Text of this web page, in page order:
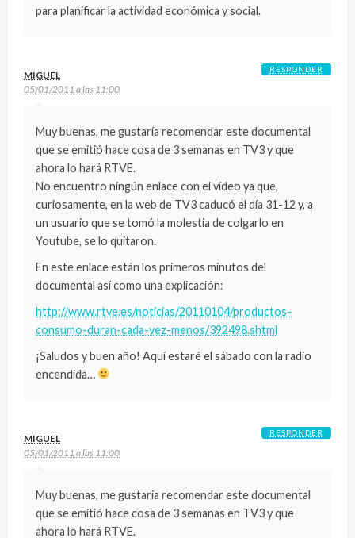
para planificar la actividad económica y social.
MIGUEL
05/01/2011 a las 11:00
Muy buenas, me gustaría recomendar este documental
que se emitió hace cosa de 3 semanas en TV3 y que
ahora lo hará RTVE.
No encuentro ningún enlace con el vídeo ya que,
curiosamente, en la web de TV3 caducó el día 31-12 y, a
un usuario que se tomó la molestia de colgarlo en
Youtube, se lo quitaron.
En este enlace están los primeros minutos del
documental así como una explicación:
http://www.rtve.es/noticias/20110104/productos-
consumo-duran-cada-vez-menos/392498.shtml
¡Saludos y buen año! Aquí estaré el sábado con la radio
encendida…
RESPONDER
MIGUEL
05/01/2011 a las 11:00
Muy buenas, me gustaría recomendar este documental
que se emitió hace cosa de 3 semanas en TV3 y que
ahora lo hará RTVE.
RESPONDER